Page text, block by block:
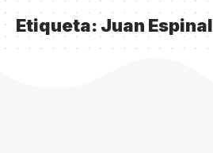
Etiqueta:Juan Espinal